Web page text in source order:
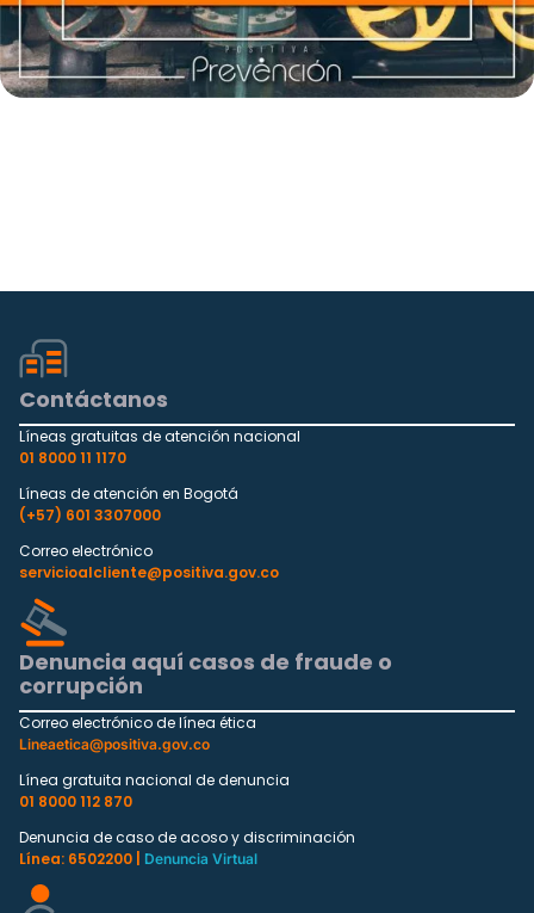
Contáctanos
Líneas gratuitas de atención nacional
01 8000 11 1170
Líneas de atención en Bogotá
(+57) 601 3307000
Correo electrónico
servicioalcliente@positiva.gov.co
Denuncia aquí casos de fraude o
corrupción
Correo electrónico de línea ética
Lineaetica@positiva.gov.co
Línea gratuita nacional de denuncia
01 8000 112 870
Denuncia de caso de acoso y discriminación
Línea: 6502200 |
Denuncia Virtual